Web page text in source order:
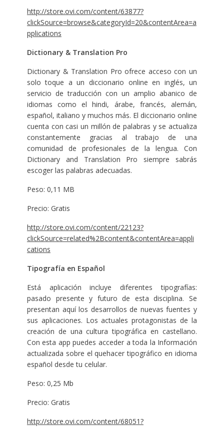
http://store.ovi.com/content/63877?
clickSource=browse&categoryId=20&contentArea=a
pplications
Dictionary & Translation Pro
Dictionary & Translation Pro ofrece acceso con un
solo toque a un diccionario online en inglés, un
servicio de traducción con un amplio abanico de
idiomas como el hindi, árabe, francés, alemán,
español, italiano y muchos más. El diccionario online
cuenta con casi un millón de palabras y se actualiza
constantemente gracias al trabajo de una
comunidad de profesionales de la lengua. Con
Dictionary and Translation Pro siempre sabrás
escoger las palabras adecuadas.
Peso: 0,11 MB
Precio: Gratis
http://store.ovi.com/content/22123?
clickSource=related%2Bcontent&contentArea=appli
cations
Tipografía en Español
Está aplicación incluye diferentes tipografías:
pasado presente y futuro de esta disciplina. Se
presentan aquí los desarrollos de nuevas fuentes y
sus aplicaciones. Los actuales protagonistas de la
creación de una cultura tipográfica en castellano.
Con esta app puedes acceder a toda la Información
actualizada sobre el quehacer tipográfico en idioma
español desde tu celular.
Peso: 0,25 Mb
Precio: Gratis
http://store.ovi.com/content/68051?